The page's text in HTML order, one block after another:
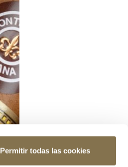
Permitir todas las cookies